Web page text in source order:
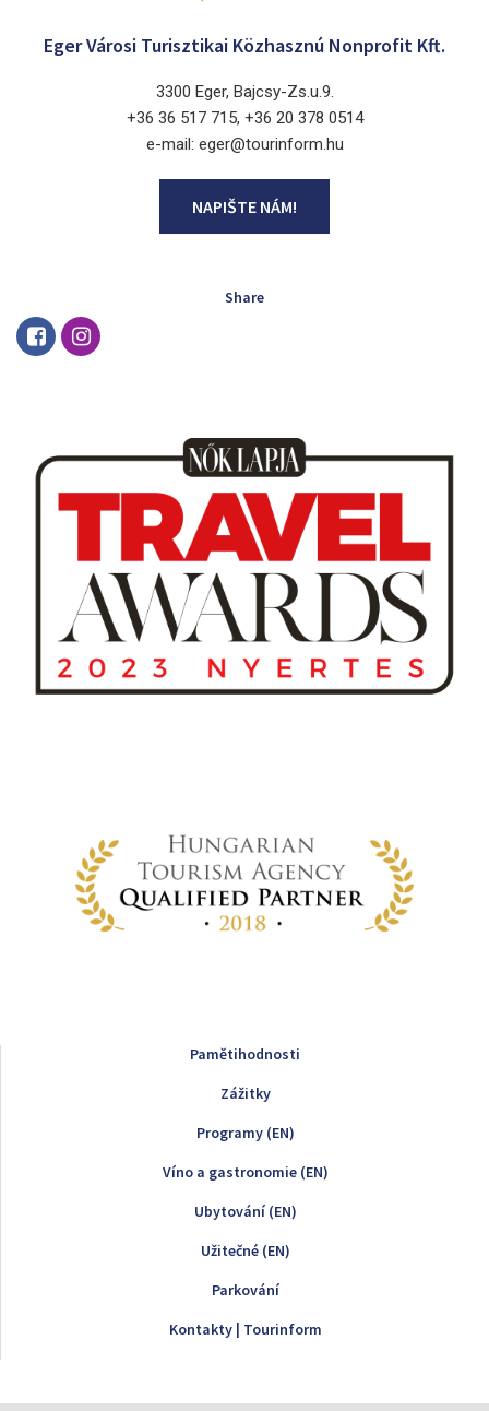
Eger Városi Turisztikai Közhasznú Nonprofit Kft.
3300 Eger, Bajcsy-Zs.u.9.
+36 36 517 715, +36 20 378 0514
e-mail: eger@tourinform.hu
NAPIŠTE NÁM!
Share
Pamětihodnosti
Zážitky
Programy (EN)
Víno a gastronomie (EN)
Ubytování (EN)
Užitečné (EN)
Parkování
Kontakty | Tourinform